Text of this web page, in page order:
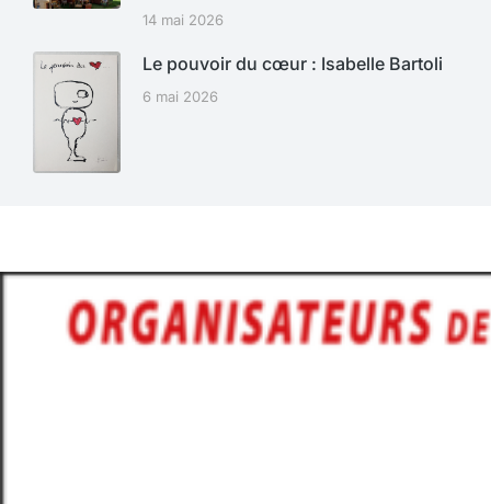
14 mai 2026
Le pouvoir du cœur : Isabelle Bartoli
6 mai 2026